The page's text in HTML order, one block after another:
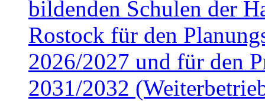
bildenden Schulen der
Rostock für den
2026/2027 und für den
2031/2032